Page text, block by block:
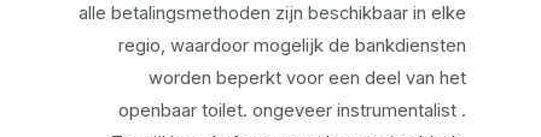
alle betalingsmethoden zijn beschikbaar in elke
regio, waardoor mogelijk de bankdiensten
worden beperkt voor een deel van het
openbaar toilet. ongeveer instrumentalist .